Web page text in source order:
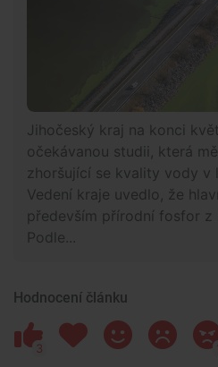
Jihočeský kraj na konci
očekávanou studii, která
zhoršující se kvality vody v
Vedení kraje uvedlo, že
především přírodní fosfor z
Podle...
Hodnocení článku
3